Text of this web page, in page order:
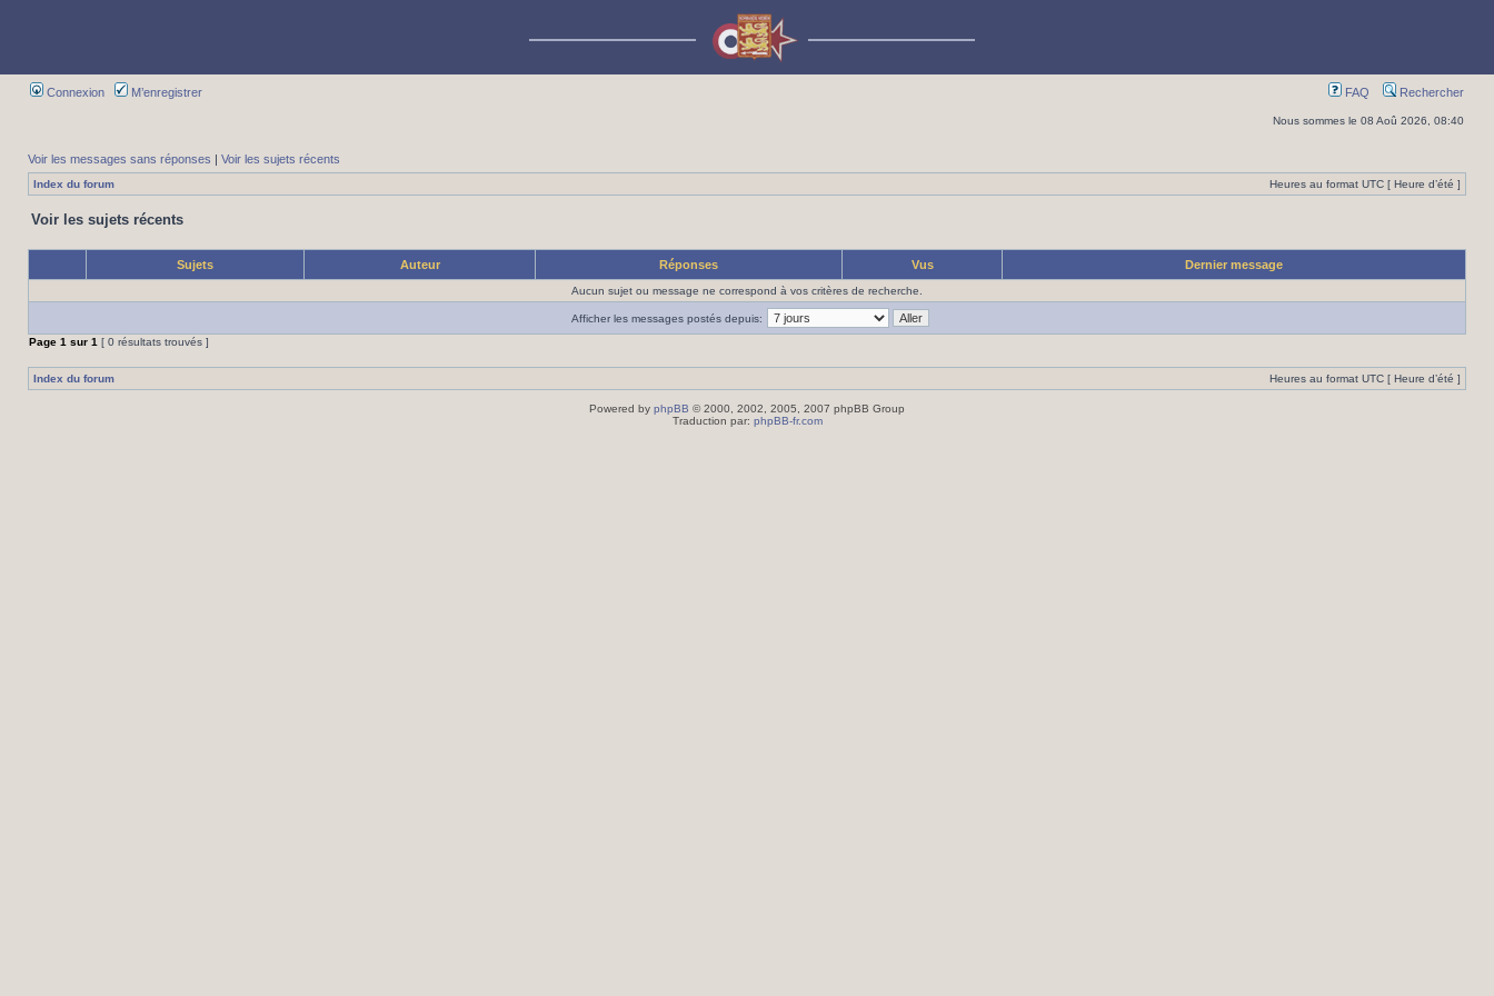
Connexion M’enregistrer FAQ Rechercher
Nous sommes le 08 Aoû 2026, 08:40
Voir les messages sans réponses | Voir les sujets récents
Index du forum Heures au format UTC [ Heure d’été ]
Voir les sujets récents
Sujets Auteur Réponses Vus Dernier message
Aucun sujet ou message ne correspond à vos critères de recherche.
Afficher les messages postés depuis:
Page 1 sur 1 [ 0 résultats trouvés ]
Index du forum Heures au format UTC [ Heure d’été ]
Powered by phpBB © 2000, 2002, 2005, 2007 phpBB Group
Traduction par: phpBB-fr.com